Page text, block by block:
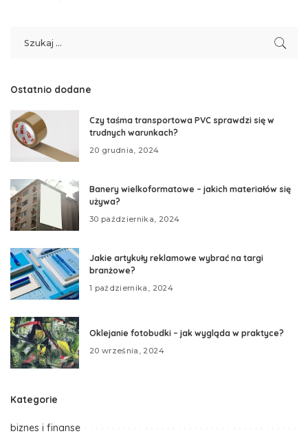
Ostatnio dodane
Czy taśma transportowa PVC sprawdzi się w
trudnych warunkach?
20 grudnia, 2024
Banery wielkoformatowe – jakich materiałów się
używa?
30 października, 2024
Jakie artykuły reklamowe wybrać na targi
branżowe?
1 października, 2024
Oklejanie fotobudki – jak wygląda w praktyce?
20 września, 2024
Kategorie
biznes i finanse